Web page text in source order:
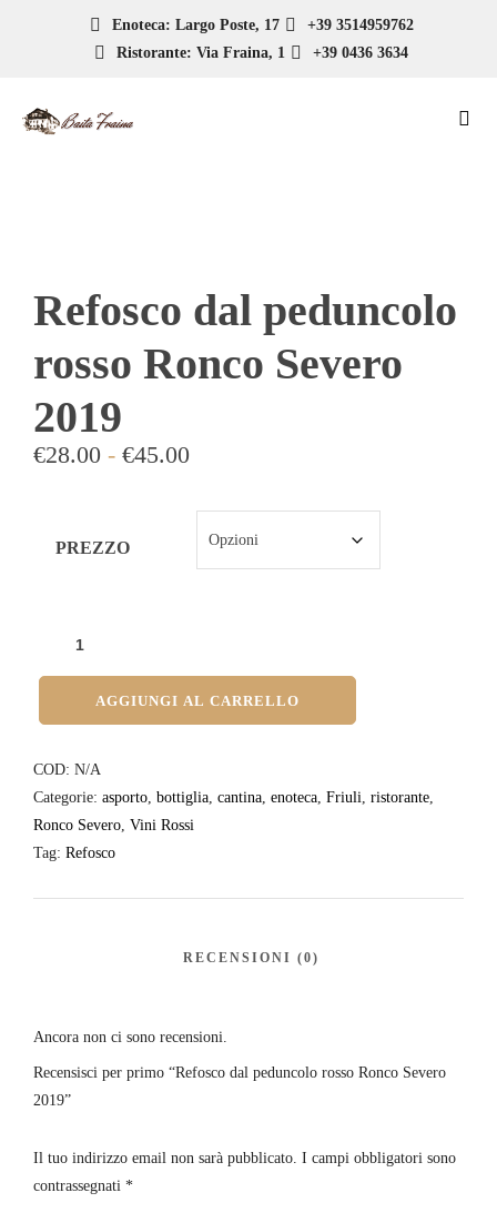
Enoteca: Largo Poste, 17
+39 3514959762
Ristorante: Via Fraina, 1
+39 0436 3634
Refosco dal peduncolo
rosso Ronco Severo
2019
€28.00 - €45.00
PREZZO
AGGIUNGI AL CARRELLO
COD: N/A
Categorie: asporto, bottiglia, cantina, enoteca, Friuli, ristorante,
Ronco Severo, Vini Rossi
Tag: Refosco
Ancora non ci sono recensioni.
Recensisci per primo “Refosco dal peduncolo rosso Ronco Severo
2019”
Il tuo indirizzo email non sarà pubblicato. I campi obbligatori sono
contrassegnati *